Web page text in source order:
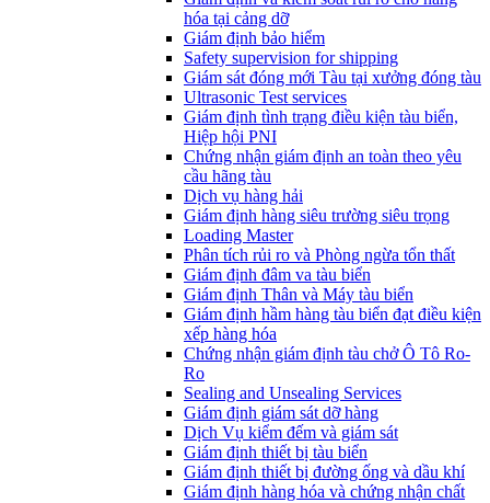
hóa tại cảng dỡ
Giám định bảo hiểm
Safety supervision for shipping
Giám sát đóng mới Tàu tại xưởng đóng tàu
Ultrasonic Test services
Giám định tình trạng điều kiện tàu biển,
Hiệp hội PNI
Chứng nhận giám định an toàn theo yêu
cầu hãng tàu
Dịch vụ hàng hải
Giám định hàng siêu trường siêu trọng
Loading Master
Phân tích rủi ro và Phòng ngừa tổn thất
​Giám định đâm va tàu biển
Giám định Thân và Máy tàu biển
​Giám định hầm hàng tàu biển đạt điều kiện
xếp hàng hóa
Chứng nhận giám định tàu chở Ô Tô Ro-
Ro
Sealing and Unsealing Services
Giám định giám sát dỡ hàng
Dịch Vụ kiểm đếm và giám sát
Giám định thiết bị tàu biển
Giám định thiết bị đường ống và dầu khí
Giám định hàng hóa và chứng nhận chất